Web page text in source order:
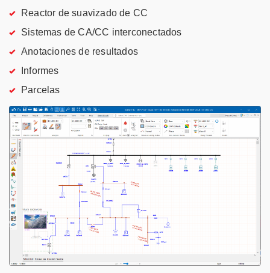
Reactor de suavizado de CC
Sistemas de CA/CC interconectados
Anotaciones de resultados
Informes
Parcelas